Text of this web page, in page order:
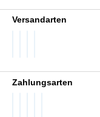
Versandarten
Zahlungsarten